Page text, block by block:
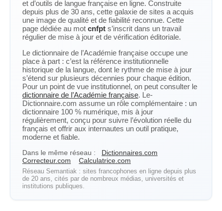
et d’outils de langue française en ligne. Construite
depuis plus de 30 ans, cette galaxie de sites a acquis
une image de qualité et de fiabilité reconnue. Cette
page dédiée au mot cnfpt s’inscrit dans un travail
régulier de mise à jour et de vérification éditoriale.
Le dictionnaire de l’Académie française occupe une
place à part : c’est la référence institutionnelle
historique de la langue, dont le rythme de mise à jour
s’étend sur plusieurs décennies pour chaque édition.
Pour un point de vue institutionnel, on peut consulter le
dictionnaire de l’Académie française. Le-
Dictionnaire.com assume un rôle complémentaire : un
dictionnaire 100 % numérique, mis à jour
régulièrement, conçu pour suivre l’évolution réelle du
français et offrir aux internautes un outil pratique,
moderne et fiable.
Dans le même réseau :
Dictionnaires.com
Correcteur.com
Calculatrice.com
Réseau Semantiak : sites francophones en ligne depuis plus
de 20 ans, cités par de nombreux médias, universités et
institutions publiques.